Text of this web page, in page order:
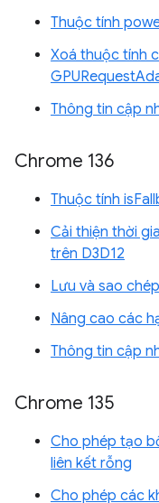
Thuộc tính
Xoá thuộc tính
Thông tin cập
Chrome 136
Thuộc tính
Cải thiện thời
trên D3D12
Lưu và sao
Nâng cao các
Thông tin cập
Chrome 135
Cho phép tạo
liên kết rỗng
Cho phép các